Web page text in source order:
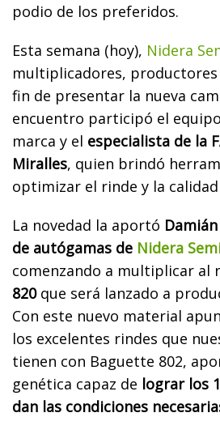
podio de los preferidos.
Esta semana (hoy), Nidera
multiplicadores, productores
fin de presentar la nueva
encuentro participó el
marca y el especialista de la
Miralles, quien brindó
optimizar el rinde y la
La novedad la aportó
de autógamas de Nidera
comenzando a multiplicar al
820que será lanzado a
Con este nuevo material
los excelentes rindes que
tienen con Baguette 802,
genética capaz de lograr los
dan las condiciones